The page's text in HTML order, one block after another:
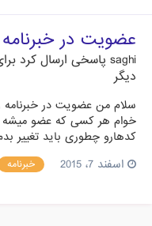
عضویت در خبرنامه
saghi پاسخی ارسال کرد
دیگر
سلام من عضویت در
خوام هر کسی که عضو میشه
کدهارو چطوری باید تغییر
اسفند 7، 2015
خبرنامه